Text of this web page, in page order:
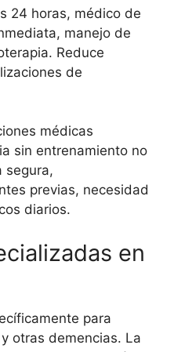
24 horas, médico de
manejo de
Reduce
de
médicas
sin entrenamiento no
segura,
previas, necesidad
diarios.
en
para
otras demencias. La